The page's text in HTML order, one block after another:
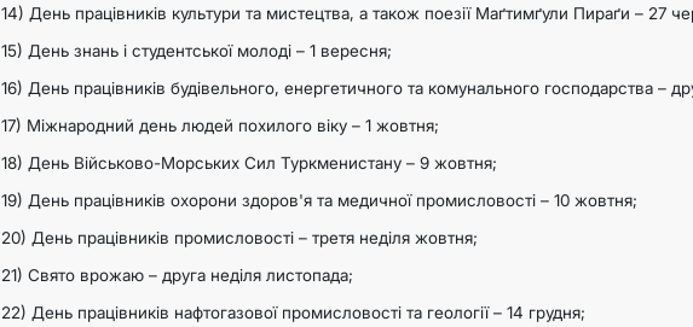
14) День працівників культури та мистецтва, а також поезії Маґтимґули Пираґи – 27
15) День знань і студентської молоді – 1 вересня;
16) День працівників будівельного, енергетичного та комунального господарства –
17) Міжнародний день людей похилого віку – 1 жовтня;
18) День Військово-Морських Сил Туркменистану – 9 жовтня;
19) День працівників охорони здоров'я та медичної промисловості – 10 жовтня;
20) День працівників промисловості – третя неділя жовтня;
21) Свято врожаю – друга неділя листопада;
22) День працівників нафтогазової промисловості та геології – 14 грудня;